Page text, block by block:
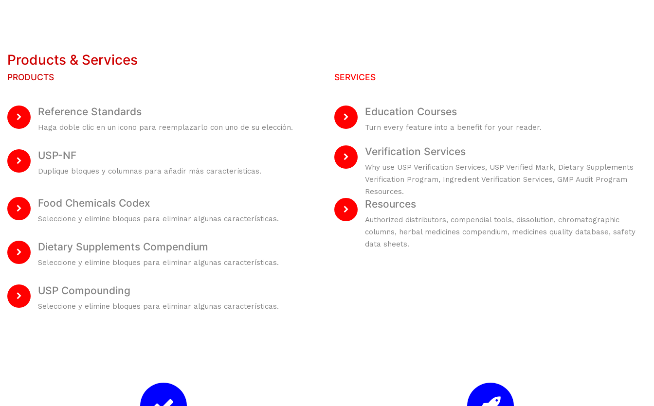
Products & Services
PRODUCTS
Reference Standards
Haga doble clic en un icono para reemplazarlo con uno de su elección.
USP-NF
Duplique bloques y columnas para añadir más características.
Food Chemicals Codex
Seleccione y elimine bloques para eliminar algunas características.
Dietary Supplements Compendium
Seleccione y elimine bloques para eliminar algunas características.
USP Compounding
Seleccione y elimine bloques para eliminar algunas características.
SERVICES
Education Courses
Turn every feature into a benefit for your reader.
Verification Services
Why use USP Verification Services, USP Verified Mark, Dietary Supplements
Verification Program, Ingredient Verification Services, GMP Audit Program
Resources.
Resources
Authorized distributors, compendial tools, dissolution, chromatographic
columns, herbal medicines compendium, medicines quality database, safety
data sheets.